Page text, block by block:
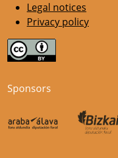
Legal notices
Privacy policy
Sponsors